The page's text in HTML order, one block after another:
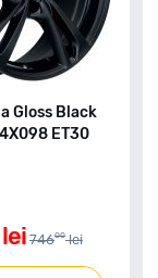
Gloss Black
ET30
lei 74600 lei